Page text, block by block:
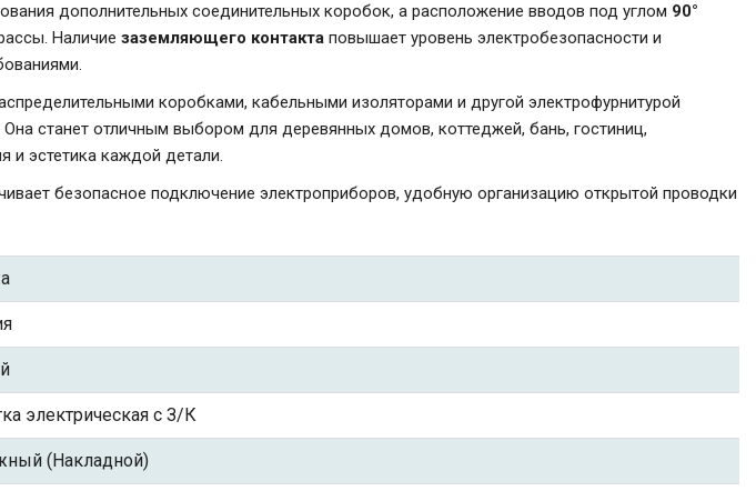
дополнительных соединительных коробок, а расположение вводов под углом 90°
Наличие заземляющего контакта повышает уровень электробезопасности и
коробками, кабельными изоляторами и другой электрофурнитурой
станет отличным выбором для деревянных домов, коттеджей, бань, гостиниц,
и эстетика каждой детали.
безопасное подключение электроприборов, удобную организацию открытой проводки
электрическая с З/К
(Накладной)